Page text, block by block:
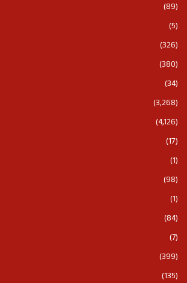
(89)
(5)
(326)
(380)
(34)
(3,268)
(4,126)
(17)
(1)
(98)
(1)
(84)
(7)
(399)
(135)